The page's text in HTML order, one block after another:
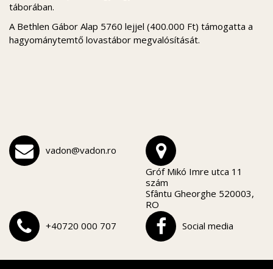
táborában.
A Bethlen Gábor Alap 5760 lejjel (400.000 Ft) támogatta a
hagyománytemtő lovastábor megvalósítását.
vadon@vadon.ro
Gróf Mikó Imre utca 11
szám
Sfântu Gheorghe 520003,
RO
+40720 000 707
Social media